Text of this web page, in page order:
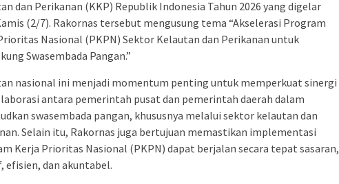
dan Perikanan (KKP) Republik Indonesia Tahun 2026 yang digelar
(2/7). Rakornas tersebut mengusung tema “Akselerasi Program
Nasional (PKPN) Sektor Kelautan dan Perikanan untuk
Swasembada Pangan.”
nasional ini menjadi momentum penting untuk memperkuat sinergi
antara pemerintah pusat dan pemerintah daerah dalam
swasembada pangan, khususnya melalui sektor kelautan dan
Selain itu, Rakornas juga bertujuan memastikan implementasi
Kerja Prioritas Nasional (PKPN) dapat berjalan secara tepat sasaran,
efisien, dan akuntabel.